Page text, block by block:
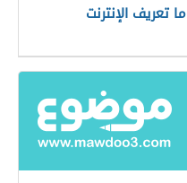
ما تعريف الإنترنت